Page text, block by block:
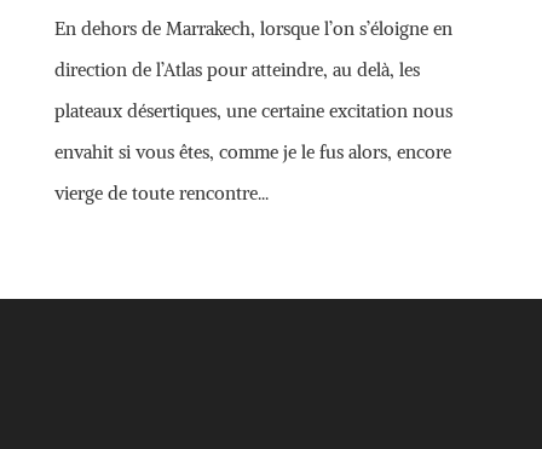
En dehors de Marrakech, lorsque l’on s’éloigne en
direction de l’Atlas pour atteindre, au delà, les
plateaux désertiques, une certaine excitation nous
envahit si vous êtes, comme je le fus alors, encore
vierge de toute rencontre...